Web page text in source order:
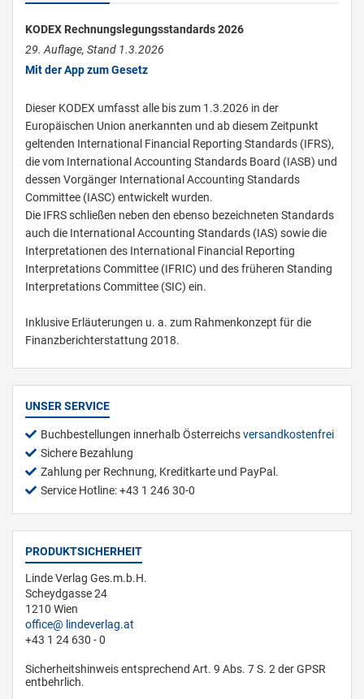
KODEX Rechnungslegungsstandards 2026
29. Auflage, Stand 1.3.2026
Mit der App zum Gesetz
Dieser KODEX umfasst alle bis zum 1.3.2026 in der
Europäischen Union anerkannten und ab diesem Zeitpunkt
geltenden International Financial Reporting Standards (IFRS),
die vom International Accounting Standards Board (IASB) und
dessen Vorgänger International Accounting Standards
Committee (IASC) entwickelt wurden.
Die IFRS schließen neben den ebenso bezeichneten Standards
auch die International Accounting Standards (IAS) sowie die
Interpretationen des International Financial Reporting
Interpretations Committee (IFRIC) und des früheren Standing
Interpretations Committee (SIC) ein.
Inklusive Erläuterungen u. a. zum Rahmenkonzept für die
Finanzberichterstattung 2018.
UNSER SERVICE
Buchbestellungen innerhalb Österreichsversandkostenfrei
Sichere Bezahlung
Zahlung per Rechnung, Kreditkarte und PayPal.
Service Hotline: +43 1 246 30-0
PRODUKTSICHERHEIT
Linde Verlag Ges.m.b.H.
Scheydgasse 24
1210 Wien
office
lindeverlag.at
+43 1 24 630 - 0
Sicherheitshinweis entsprechend Art. 9 Abs. 7 S. 2 der GPSR
entbehrlich.